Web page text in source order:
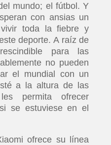
mundo; el fútbol. Y
con ansias un
toda la fiebre y
deporte. A raíz de
para las
no pueden
el mundial con un
a la altura de las
permita ofrecer
se estuviese en el
ofrece su línea